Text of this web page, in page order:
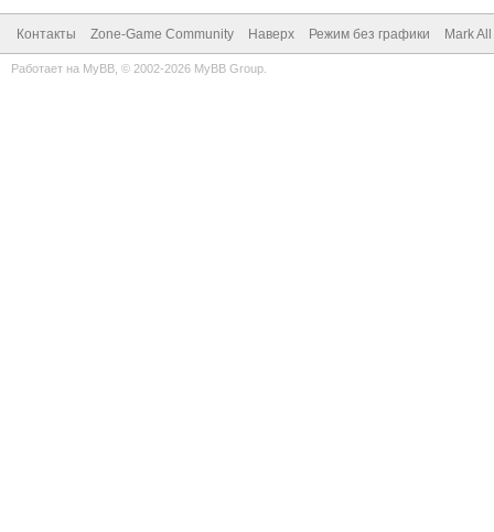
Контакты Zone-Game Community Наверх Режим без графики Mark
Работает на MyBB , © 2002-2026 MyBB Group